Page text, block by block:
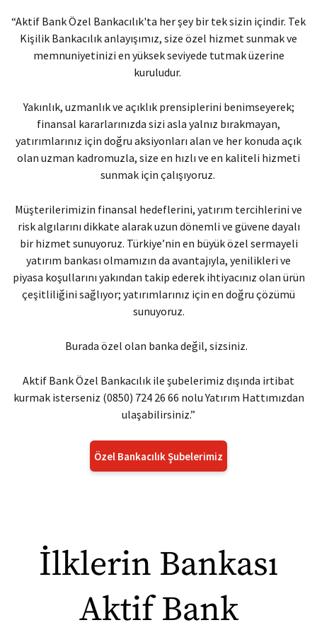
“Aktif Bank Özel Bankacılık'ta her şey bir tek sizin içindir. Tek
Kişilik Bankacılık anlayışımız, size özel hizmet sunmak ve
memnuniyetinizi en yüksek seviyede tutmak üzerine
kuruludur.
Yakınlık, uzmanlık ve açıklık prensiplerini benimseyerek;
finansal kararlarınızda sizi asla yalnız bırakmayan,
yatırımlarınız için doğru aksiyonları alan ve her konuda açık
olan uzman kadromuzla, size en hızlı ve en kaliteli hizmeti
sunmak için çalışıyoruz.
Müşterilerimizin finansal hedeflerini, yatırım tercihlerini ve
risk algılarını dikkate alarak uzun dönemli ve güvene dayalı
bir hizmet sunuyoruz. Türkiye’nin en büyük özel sermayeli
yatırım bankası olmamızın da avantajıyla, yenilikleri ve
piyasa koşullarını yakından takip ederek ihtiyacınız olan ürün
çeşitliliğini sağlıyor; yatırımlarınız için en doğru çözümü
sunuyoruz.
Burada özel olan banka değil, sizsiniz.
Aktif Bank Özel Bankacılık ile şubelerimiz dışında irtibat
kurmak isterseniz (0850) 724 26 66 nolu Yatırım Hattımızdan
ulaşabilirsiniz.”
Özel Bankacılık Şubelerimiz
İlklerin Bankası
Aktif Bank